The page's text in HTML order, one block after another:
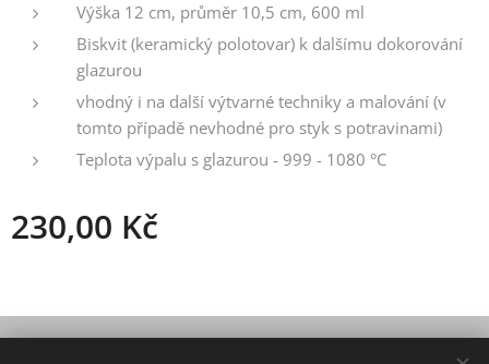
Výška 12 cm, průměr 10,5 cm, 600 ml
Biskvit (keramický polotovar) k dalšímu dokorování
glazurou
vhodný i na další výtvarné techniky a malování (v
tomto případě nevhodné pro styk s potravinami)
Teplota výpalu s glazurou - 999 - 1080 °C
230,00 Kč